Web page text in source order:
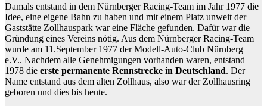
Damals entstand in dem Nürnberger Racing-Team im Jahr 1977 die
Idee, eine eigene Bahn zu haben und mit einem Platz unweit der
Gaststätte Zollhauspark war eine Fläche gefunden. Dafür war die
Gründung eines Vereins nötig. Aus dem Nürnberger Racing-Team
wurde am 11.September 1977 der Modell-Auto-Club Nürnberg
e.V.. Nachdem alle Genehmigungen vorhanden waren, entstand
1978 die erste permanente Rennstrecke in Deutschland. Der
Name entstand aus dem alten Zollhaus, also war der Zollhausring
geboren und dies bis heute.